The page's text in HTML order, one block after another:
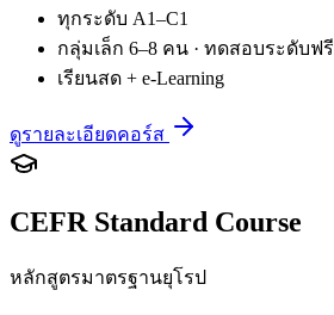
ทุกระดับ A1–C1
กลุ่มเล็ก 6–8 คน · ทดสอบระดับฟรี
เรียนสด + e-Learning
ดูรายละเอียดคอร์ส
CEFR Standard Course
หลักสูตรมาตรฐานยุโรป